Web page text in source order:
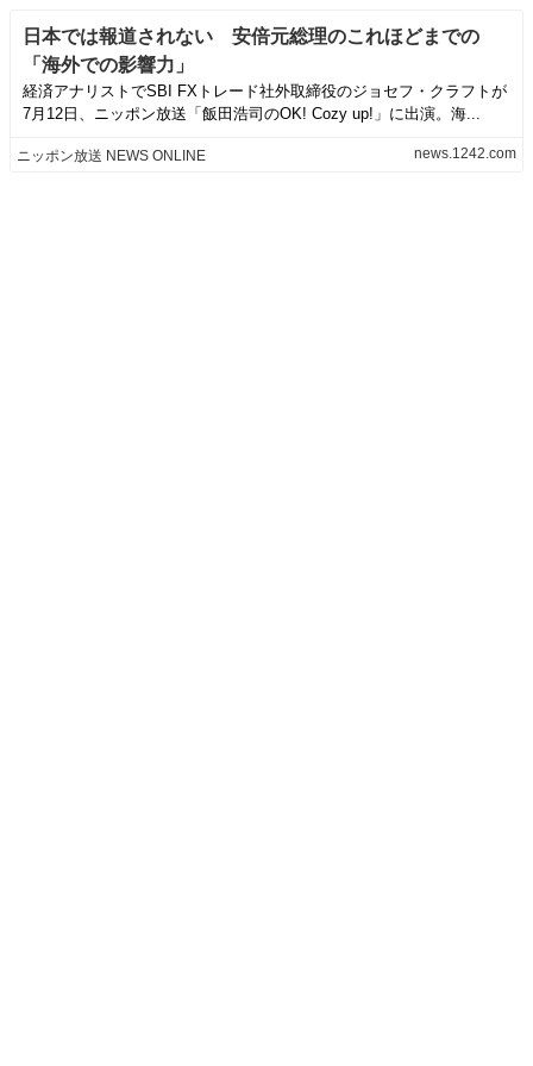
日本では報道されない 安倍元総理のこれほどまでの
「海外での影響力」
経済アナリストでSBI FXトレード社外取締役のジョセフ・クラフトが
7月12日、ニッポン放送「飯田浩司のOK! Cozy up!」に出演。海...
ニッポン放送 NEWS ONLINE news.1242.com